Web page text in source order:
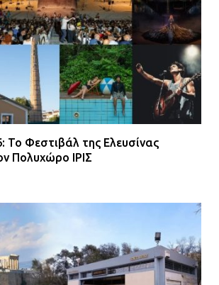
Το Φεστιβάλ της Ελευσίνας
Πολυχώρο ΙΡΙΣ